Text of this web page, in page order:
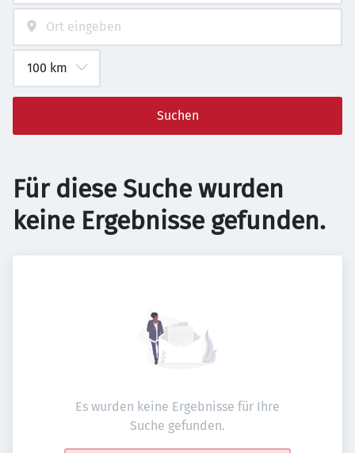
Suchen
Für diese Suche wurden
keine Ergebnisse gefunden.
Es wurden keine Ergebnisse für Ihre
Suche gefunden.